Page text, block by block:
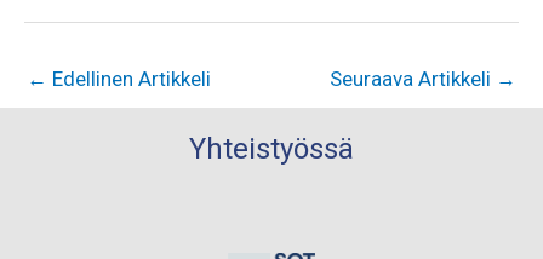
← Edellinen Artikkeli Seuraava Artikkeli →
Yhteistyössä